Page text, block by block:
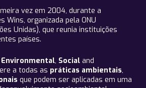
vez em 2004, durante a
Wins, organizada pela ONU
Unidas), que reunia instituições
países.
Environmental, Social and
a todas as práticas ambientais,
que podem ser aplicadas em uma